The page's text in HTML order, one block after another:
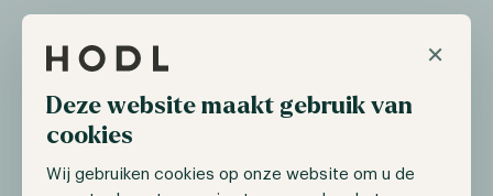
×
Deze website maakt gebruik van
cookies
Wij gebruiken cookies op onze website om u de
‘Crypto Week’ in Amerikaanse Congres
Het Amerikaanse Huis organiseert vanaf 14 juli een
speciale “Crypto Week” om drie wetsvoorstellen te
behandelen: GENIUS, CLARITY en Anti‑CBDC
Surveillance Act. Deze voorstellen richten zich op